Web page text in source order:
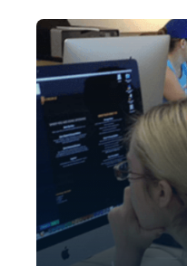
ולבצע נית...